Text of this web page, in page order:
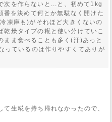
次を作らないと...と、初めて1kg
を決めて何とか無駄なく開けた
凍庫も)がそれほど大きくないの
燥タイプの糀と使い分けていこ
まま食べることも多く(汗)あっと
っているのは作りやすくてありが
生糀を持ち帰れなかったので、